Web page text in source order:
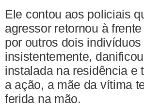
Ele contou aos policiais
agressor retornou à
por outros dois
insistentemente,
instalada na residência e
a ação, a mãe da vítima
ferida na mão.